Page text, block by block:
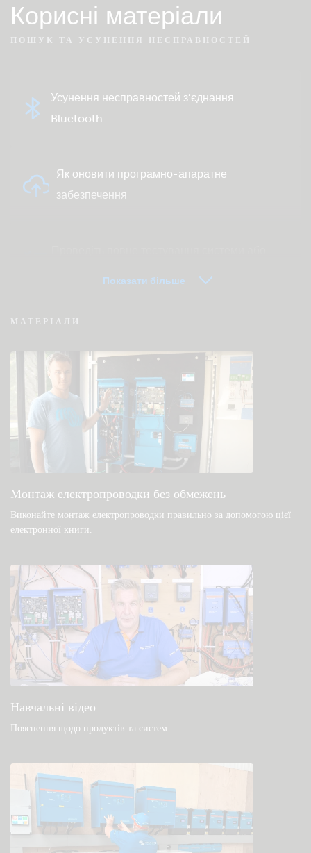
Корисні матеріали
ПОШУК ТА УСУНЕННЯ НЕСПРАВНОСТЕЙ
Усунення несправностей з’єднання
Bluetooth
Як оновити програмно-апаратне
забезпечення
VRM — часто задавані питання про
Перевірте базу знань спільноти
Загальні файли для завантаження та
документація
Показати більше
МАТЕРІАЛИ
Монтаж електропроводки без обмежень
Виконайте монтаж електропроводки правильно за допомогою цієї
електронної книги.
Навчальні відео
Пояснення щодо продуктів та систем.